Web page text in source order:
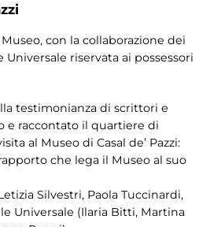
con la collaborazione dei
riservata ai possessori
testimonianza di scrittori e
e raccontato il quartiere di
al Museo di Casal de’ Pazzi:
che lega il Museo al suo
Silvestri, Paola Tuccinardi,
Universale (Ilaria Bitti, Martina